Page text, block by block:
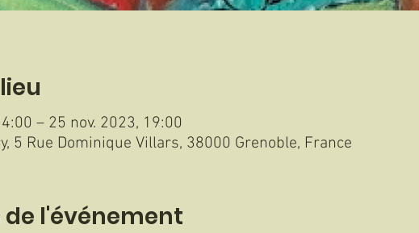
– 25 nov. 2023, 19:00
5 Rue Dominique Villars, 38000 Grenoble, France
de l'événement